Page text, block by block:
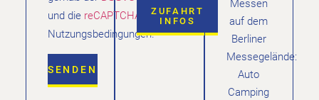
und die reCAPTCHA
Nutzungsbedingungen.
SENDEN
ZUFAHRT
INFOS
Messen
auf dem
Berliner
Messegelände:
Auto
Camping